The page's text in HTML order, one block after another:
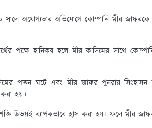
অযোগ্যতার অভিযোগে কোম্পানি মীর জাফরকে
পক্ষে হানিকর হলে মীর কাসিমের সাথে
পতন ঘটে এবং মীর জাফর পুনরায় সিংহাসন
হয়।
উভয়ই ব্যাপকভাবে হ্রাস করা হয়। ফলে মীর